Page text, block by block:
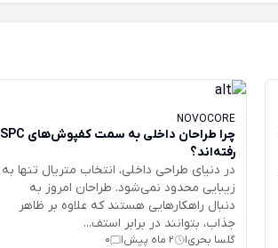
NOVOCORE
چرا طراحان داخلی به سمت کفپوش‌های SPC
رفته‌اند؟
در دنیای طراحی داخلی، انتخاب متریال تنها به
زیبایی محدود نمی‌شود. طراحان امروز به
دنبال راهکارهایی هستند که علاوه بر ظاهر
جذاب، بتوانند در برابر استف...
گلسا بحری| 2 ماه پیش |
0